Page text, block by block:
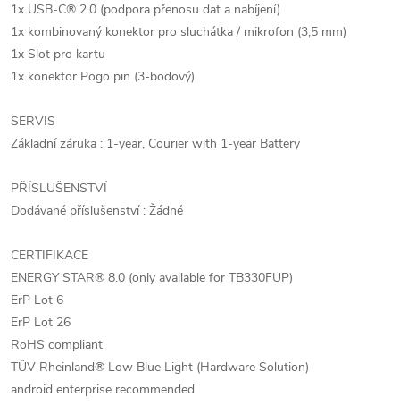
1x USB-C® 2.0 (podpora přenosu dat a nabíjení)
1x kombinovaný konektor pro sluchátka / mikrofon (3,5 mm)
1x Slot pro kartu
1x konektor Pogo pin (3-bodový)
SERVIS
Základní záruka : 1-year, Courier with 1-year Battery
PŘÍSLUŠENSTVÍ
Dodávané příslušenství : Žádné
CERTIFIKACE
ENERGY STAR® 8.0 (only available for TB330FUP)
ErP Lot 6
ErP Lot 26
RoHS compliant
TÜV Rheinland® Low Blue Light (Hardware Solution)
android enterprise recommended